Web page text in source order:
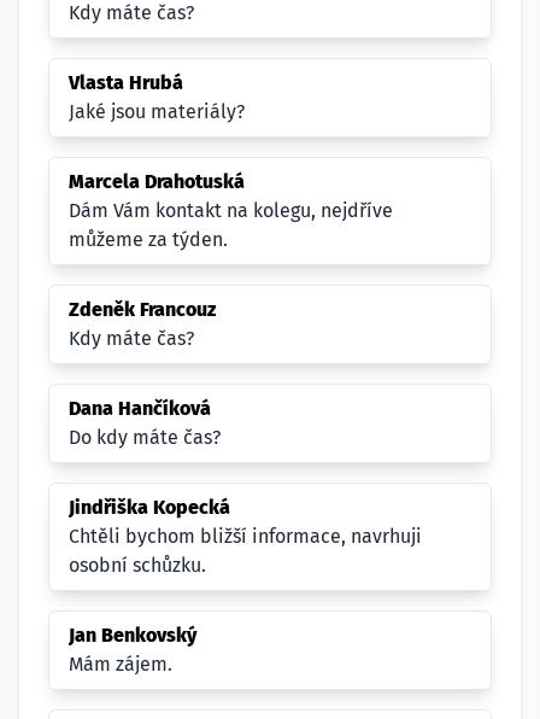
Kdy máte čas?
Vlasta Hrubá
Jaké jsou materiály?
Marcela Drahotuská
Dám Vám kontakt na kolegu, nejdříve
můžeme za týden.
Zdeněk Francouz
Kdy máte čas?
Dana Hančíková
Do kdy máte čas?
Jindřiška Kopecká
Chtěli bychom bližší informace, navrhuji
osobní schůzku.
Jan Benkovský
Mám zájem.